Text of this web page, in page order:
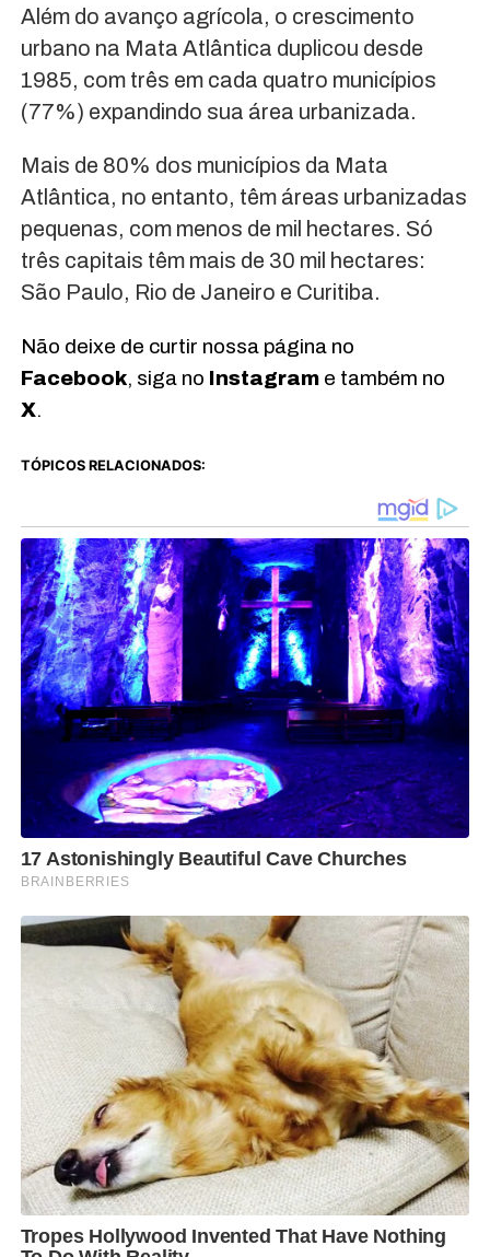
Além do avanço agrícola, o crescimento
urbano na Mata Atlântica duplicou desde
1985, com três em cada quatro municípios
(77%) expandindo sua área urbanizada.
Mais de 80% dos municípios da Mata
Atlântica, no entanto, têm áreas urbanizadas
pequenas, com menos de mil hectares. Só
três capitais têm mais de 30 mil hectares:
São Paulo, Rio de Janeiro e Curitiba.
Não deixe de curtir nossa página no
Facebook, siga no Instagrame também no
X.
TÓPICOS RELACIONADOS: